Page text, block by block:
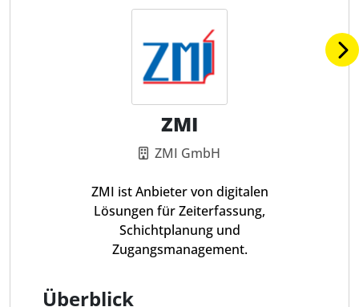
ZMI
ZMI GmbH
ZMI ist Anbieter von digitalen
Lösungen für Zeiterfassung,
Schichtplanung und
Zugangsmanagement.
Überblick